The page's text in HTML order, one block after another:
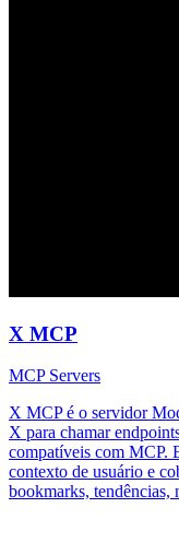
X MCP
MCP Servers
X MCP é o servidor
X para chamar
compatíveis com MCP.
contexto de usuário e
bookmarks, tendências,